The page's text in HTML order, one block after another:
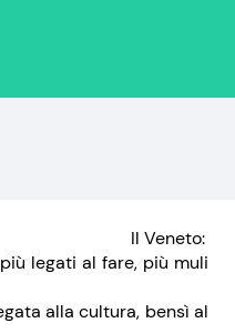
Il Veneto:
legati al fare, più muli
alla cultura, bensì al